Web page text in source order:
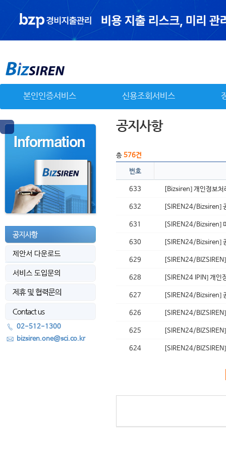
본인인증서비스 신용조회서비스
02-512-1300
bizsiren.one@sci.co.kr
총 576건
번호
633 [Bizsiren] 개인정보
632 [SIREN24/Bizsiren]
631 [SIREN24/Bizsiren]
630 [SIREN24/Bizsiren]
629 [SIREN24/
628 [SIREN24 IPIN] 개인
627 [SIREN24/Bizsiren]
626 [SIREN24/
625 [SIREN24/
624 [SIREN24/